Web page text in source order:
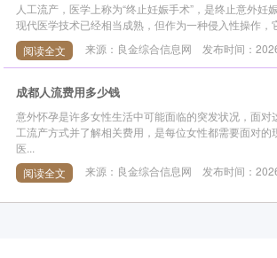
人工流产，医学上称为“终止妊娠手术”，是终止意外妊
现代医学技术已经相当成熟，但作为一种侵入性操作，
阅读全文
来源：良金综合信息网 发布时间：
成都人流费用多少钱
意外怀孕是许多女性生活中可能面临的突发状况，面对
工流产方式并了解相关费用，是每位女性都需要面对的
医...
阅读全文
来源：良金综合信息网 发布时间：